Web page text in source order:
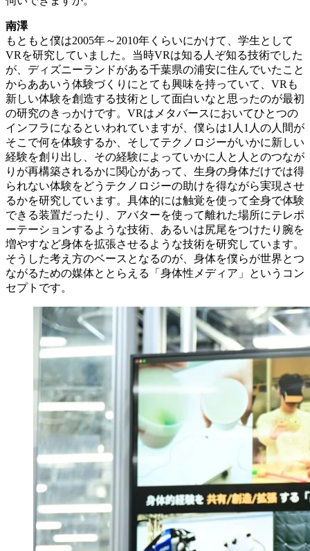
南澤
もともと僕は2005年～2010年くらいにかけて、学生として
VRを研究していました。当時VRは知る人ぞ知る技術でした
が、ディズニーランドがある千葉県の浦安に住んでいたこと
からああいう体験づくりにとても興味を持っていて、VRも
新しい体験を創造する技術として面白いなと思ったのが最初
の研究のきっかけです。VRはメタバースにおいてひとつの
インフラになるといわれていますが、僕らは1人1人の人間が
そこで何を体験するか、そしてテクノロジーがいかに新しい
経験を創り出し、その経験によっていかに人と人とのつなが
りが再構築されるかに関心があって、生身の身体だけでは得
られない体験をどうテクノロジーの助けを得ながら実現させ
るかを研究しています。具体的には触覚を使って全身で体験
できる装置だったり、アバターを使って離れた場所にテレポ
ーテーションするような技術、あるいは尻尾をつけたり腕を
増やすなど身体を拡張させるような技術を研究しています。
そうした考え方のベースとなるのが、身体を僕らが世界とつ
ながるための媒体ととらえる「身体性メディア」というコン
セプトです。